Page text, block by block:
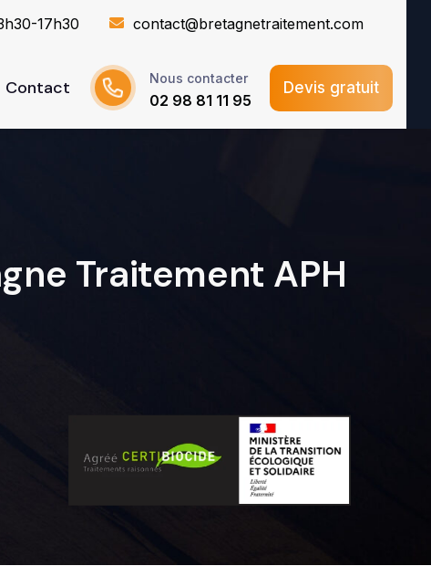
17h30 contact@bretagnetraitement.com
Contact Nous contacter
02 98 81 11 95
Devis gratuit
Traitement APH